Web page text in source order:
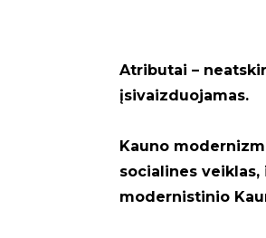
Atributai –
įsivaizduojamas.
Kauno
socialines
modernistinio